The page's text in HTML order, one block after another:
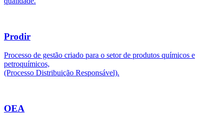
Prodir
Processo de gestão criado para o setor de produtos químicos e
petroquímicos,
(Processo Distribuição Responsável).
OEA